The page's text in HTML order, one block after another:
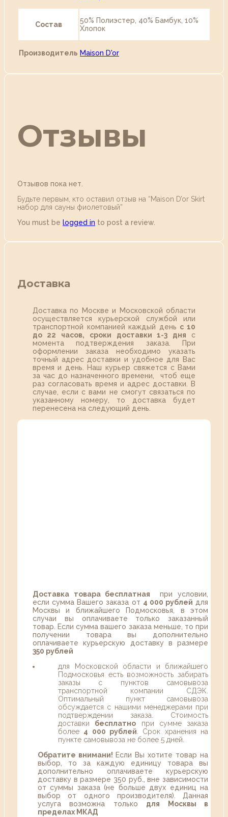
Состав
50% Полиэстер, 40% Бамбук, 10%
Хлопок
Производитель Maison D'or
Отзывы
Отзывов пока нет.
Будьте первым, кто оставил отзыв на “Maison D’or Skirt
набор для сауны фиолетовый”
You must be logged in to post a review.
Доставка
Доставка по Москве и Московской области
осуществляется курьерской службой или
транспортной компанией каждый день с 10
до 22 часов,
сроки доставки 1-3 дня с
момента подтверждения заказа. При
оформлении заказа необходимо указать
точный адрес доставки и удобное для Вас
время и день. Наш курьер свяжется с Вами
за час до назначенного времени, чтоб еще
раз согласовать время и адрес доставки. В
случае, если с вами не смогут связаться по
указанному номеру, то доставка будет
перенесена на следующий день.
Доставка товара бесплатная при условии,
если сумма Вашего заказа от 4 000 рублей для
Москвы и ближайшего Подмосковья, в этом
случаи вы оплачиваете только заказанный
товар. Если сумма вашего заказа меньше, то при
получении товара вы дополнительно
оплачиваете курьерскую доставку в размере
350 рублей
для Московской области и ближайшего
Подмосковья есть возможность забирать
заказы с пунктов самовывоза
транспортной компании СДЭК.
Оптимальный пункт самовывоза
обсуждается с нашими менеджерами при
подтверждении заказа. Стоимость
доставки бесплатно при сумме заказа
более 4 000 рублей . Срок хранения на
пункте самовывоза не более 5 дней.
Обратите внимани! Если Вы хотите товар на
выбор, то за каждую единицу товара вы
дополнительно оплачиваете курьерскую
доставку в размере 350 руб., вне зависимости
от суммы заказа (не больше двух единиц на
выбор от одного производителя). Данная
услуга возможна только для Москвы в
пределах МКАД